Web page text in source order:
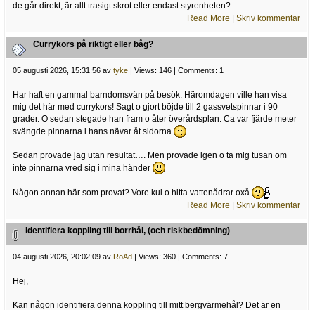
de går direkt, är allt trasigt skrot eller endast styrenheten?
Read More |Skriv kommentar
Currykors på riktigt eller båg?
05 augusti 2026, 15:31:56 av tyke| Views: 146 | Comments: 1
Har haft en gammal barndomsvän på besök. Häromdagen ville han visa
mig det här med currykors! Sagt o gjort böjde till 2 gassvetspinnar i 90
grader. O sedan stegade han fram o åter överårdsplan. Ca var fjärde meter
svängde pinnarna i hans nävar åt sidorna
Sedan provade jag utan resultat…. Men provade igen o ta mig tusan om
inte pinnarna vred sig i mina händer
Någon annan här som provat? Vore kul o hitta vattenådrar oxå
Read More |Skriv kommentar
Identifiera koppling till borrhål, (och riskbedömning)
04 augusti 2026, 20:02:09 av RoAd| Views: 360 | Comments: 7
Hej,
Kan någon identifiera denna koppling till mitt bergvärmehål? Det är en